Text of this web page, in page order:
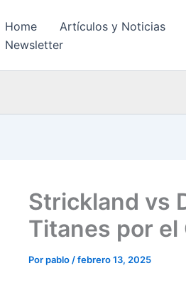
Home Artículos y Noticias
Newsletter
Strickland vs
Titanes por el
Porpablo /febrero 13, 2025